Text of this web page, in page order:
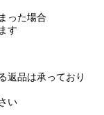
った場合
す
返品は承っており
い